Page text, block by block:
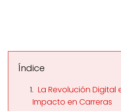
Índice
La Revolución Digital
Impacto en Carreras